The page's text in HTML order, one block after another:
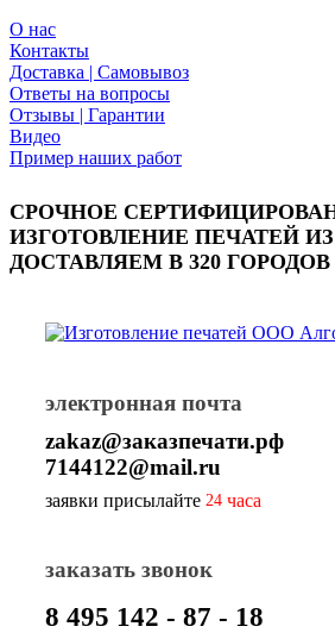
О нас
Контакты
Доставка | Самовывоз
Ответы на вопросы
Отзывы | Гарантии
Видео
Пример наших работ
СРОЧНОЕ
ИЗГОТОВЛЕНИЕ ПЕЧАТЕЙ
ДОСТАВЛЯЕМ В 320
электронная почта
zakaz@заказпечати.рф
7144122@mail.ru
заявки присылайте 24 часа
заказать звонок
8 495 142 - 87 - 18